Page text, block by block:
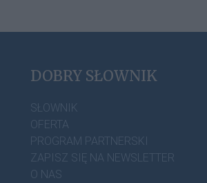
DOBRY SŁOWNIK
SŁOWNIK
OFERTA
PROGRAM PARTNERSKI
ZAPISZ SIĘ NA NEWSLETTER
O NAS